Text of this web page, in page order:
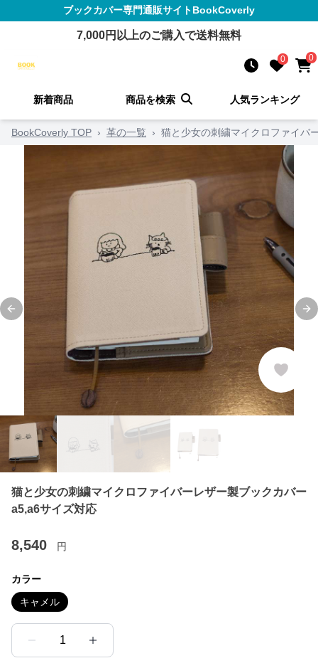
ブックカバー専門通販サイトBookCoverly
7,000円以上のご購入で送料無料
0 0
新着商品 商品を検索 人気ランキング
BookCoverly TOP › 革の一覧 › 猫と少女の刺繍マイクロファイバ
Previous slide
猫と少女の刺繍マイクロファイバーレザー製ブックカバー
a5,a6サイズ対応
8,540 円
カラー
キャメル
1